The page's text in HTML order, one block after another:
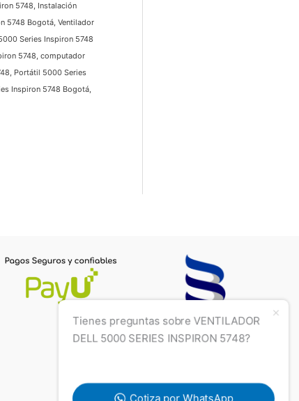
5748, Instalación
Bogotá, Ventilador
Series Inspiron 5748
5748, computador
Portátil 5000 Series
Inspiron 5748 Bogotá,
DELL 5000 SERIES INSPIRON 5748?
Cotiza por WhatsApp